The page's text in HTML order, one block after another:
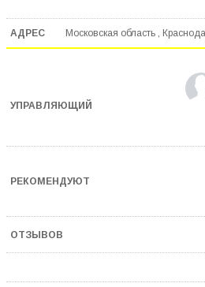
Московская область ,